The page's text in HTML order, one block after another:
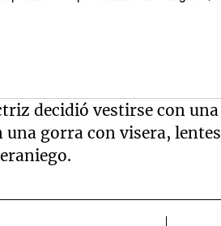
decidió vestirse con una
gorra con visera, lentes